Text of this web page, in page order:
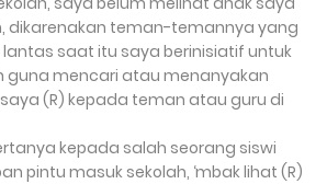
dikarenakan teman-temannya yang
saat itu saya berinisiatif untuk
guna mencari atau menanyakan
(R) kepada teman atau guru di
kepada salah seorang siswi
pintu masuk sekolah, ‘mbak lihat (R)